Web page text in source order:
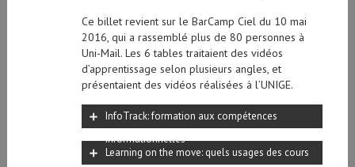
Ce billet revient sur le BarCamp Ciel du 10 mai
2016, qui a rassemblé plus de 80 personnes à
Uni-Mail. Les 6 tables traitaient des vidéos
d’apprentissage selon plusieurs angles, et
présentaient des vidéos réalisées à l’UNIGE.
InfoTrack: formation aux compétences
informationnelles
Learning on the move: quels usages des cours